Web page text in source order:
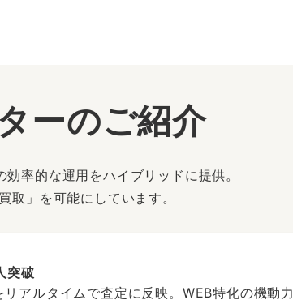
ーのご紹介
率的な運用をハイブリッドに提供。
取」を可能にしています。
突破
アルタイムで査定に反映。WEB特化の機動力